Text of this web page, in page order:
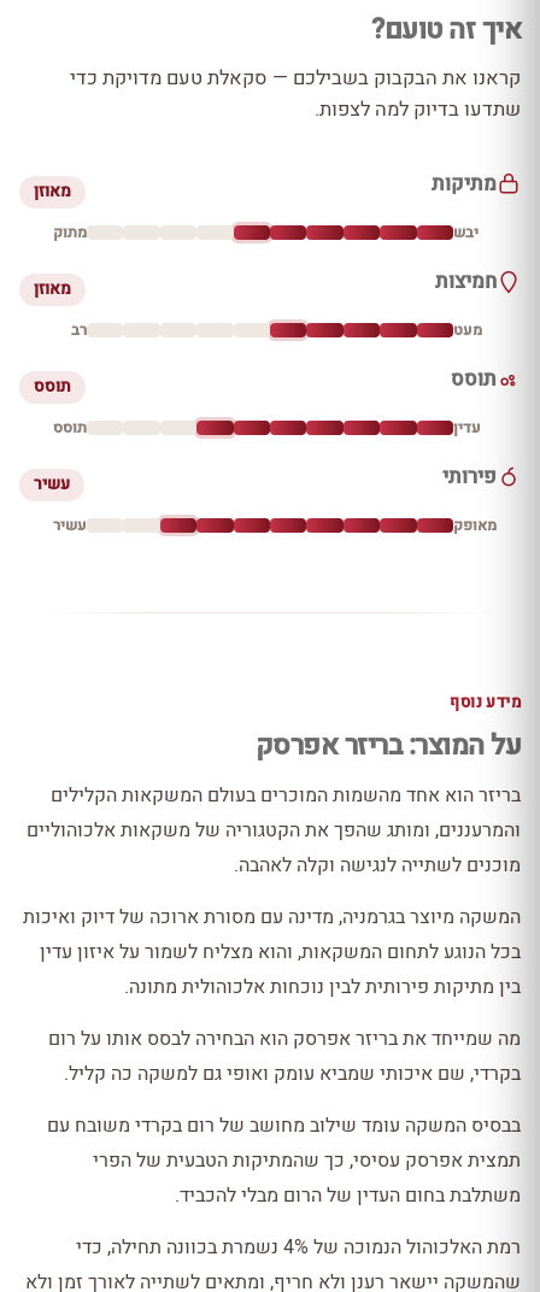
איך זה טועם?
קראנו את הבקבוק בשבילכם — סקאלת טעם מדויקת כדי
שתדעו בדיוק למה לצפות.
מתיקות מאוזן
יבש מתוק
חמיצות מאוזן
מעט רב
תוסס תוסס
עדין תוסס
פירותי עשיר
מאופק עשיר
מידע נוסף
על המוצר: בריזר אפרסק
בריזר הוא אחד מהשמות המוכרים בעולם המשקאות הקלילים
והמרעננים, ומותג שהפך את הקטגוריה של משקאות אלכוהוליים
מוכנים לשתייה לנגישה וקלה לאהבה.
המשקה מיוצר בגרמניה, מדינה עם מסורת ארוכה של דיוק ואיכות
בכל הנוגע לתחום המשקאות, והוא מצליח לשמור על איזון עדין
בין מתיקות פירותית לבין נוכחות אלכוהולית מתונה.
מה שמייחד את בריזר אפרסק הוא הבחירה לבסס אותו על רום
בקרדי, שם איכותי שמביא עומק ואופי גם למשקה כה קליל.
בבסיס המשקה עומד שילוב מחושב של רום בקרדי משובח עם
תמצית אפרסק עסיסי, כך שהמתיקות הטבעית של הפרי
משתלבת בחום העדין של הרום מבלי להכביד.
רמת האלכוהול הנמוכה של 4% נשמרת בכוונה תחילה, כדי
שהמשקה יישאר רענן ולא חריף, ומתאים לשתייה לאורך זמן ולא